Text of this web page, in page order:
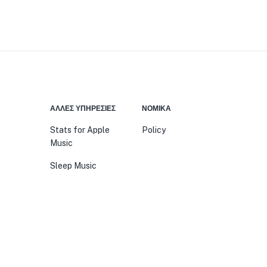
ΆΛΛΕΣ ΥΠΗΡΕΣΊΕΣ
Stats for Apple
Music
Sleep Music
ΝΟΜΙΚΆ
Policy